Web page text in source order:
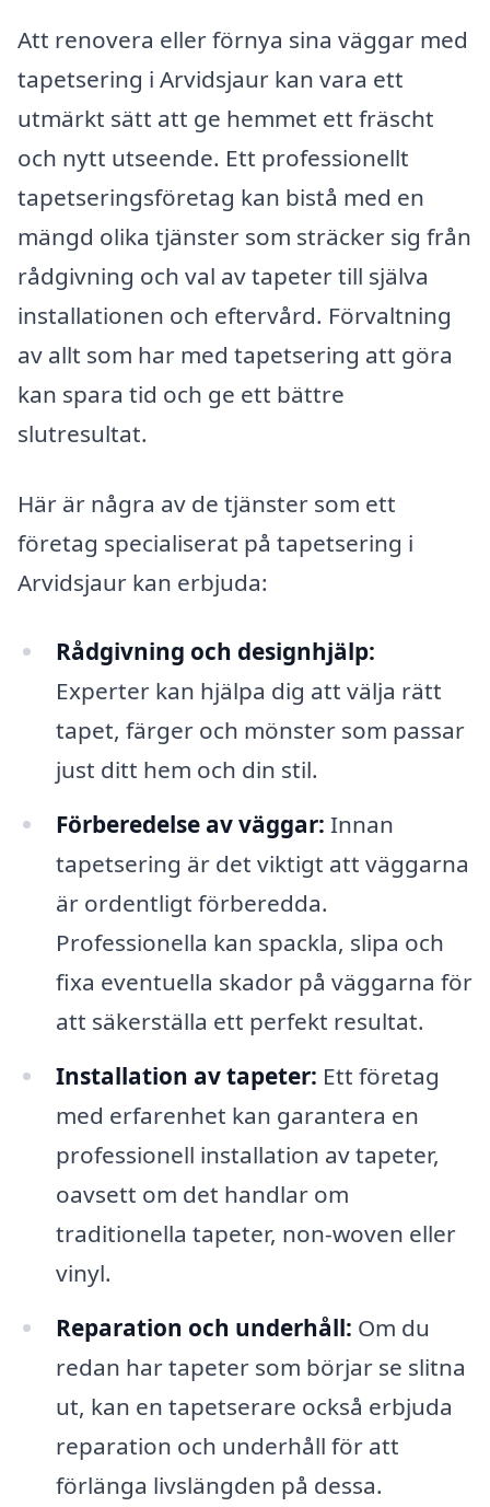
Att renovera eller förnya sina väggar med
tapetsering i Arvidsjaur kan vara ett
utmärkt sätt att ge hemmet ett fräscht
och nytt utseende. Ett professionellt
tapetseringsföretag kan bistå med en
mängd olika tjänster som sträcker sig från
rådgivning och val av tapeter till själva
installationen och eftervård. Förvaltning
av allt som har med tapetsering att göra
kan spara tid och ge ett bättre
slutresultat.
Här är några av de tjänster som ett
företag specialiserat på tapetsering i
Arvidsjaur kan erbjuda:
Rådgivning och designhjälp:
Experter kan hjälpa dig att välja rätt
tapet, färger och mönster som passar
just ditt hem och din stil.
Förberedelse av väggar: Innan
tapetsering är det viktigt att väggarna
är ordentligt förberedda.
Professionella kan spackla, slipa och
fixa eventuella skador på väggarna för
att säkerställa ett perfekt resultat.
Installation av tapeter: Ett företag
med erfarenhet kan garantera en
professionell installation av tapeter,
oavsett om det handlar om
traditionella tapeter, non-woven eller
vinyl.
Reparation och underhåll: Om du
redan har tapeter som börjar se slitna
ut, kan en tapetserare också erbjuda
reparation och underhåll för att
förlänga livslängden på dessa.